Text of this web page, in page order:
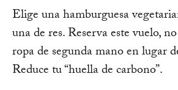
Elige una hamburguesa
una de res. Reserva este vuelo,
ropa de segunda mano en lugar
Reduce tu “huella de carbono”.